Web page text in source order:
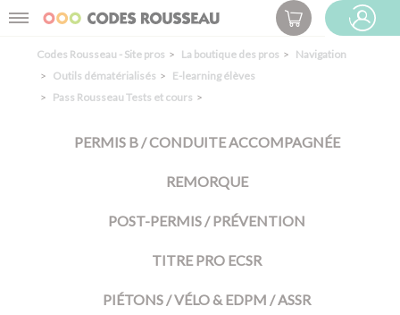
Menu
Codes Rousseau - Site pros La boutique des pros
Navigation
Outils dématérialisés
E-learning élèves
Pass Rousseau Tests et cours
PERMIS B / CONDUITE ACCOMPAGNÉE
REMORQUE
POST-PERMIS / PRÉVENTION
TITRE PRO ECSR
PIÉTONS / VÉLO & EDPM / ASSR
Panneau de gestion des cookies